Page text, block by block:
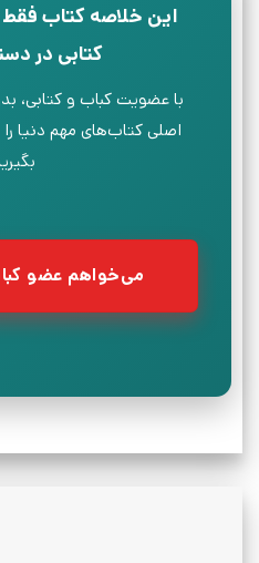
این خلاصه کتاب
کتابی در
با عضویت کباب و کتابی،
می‌خواهم عضو